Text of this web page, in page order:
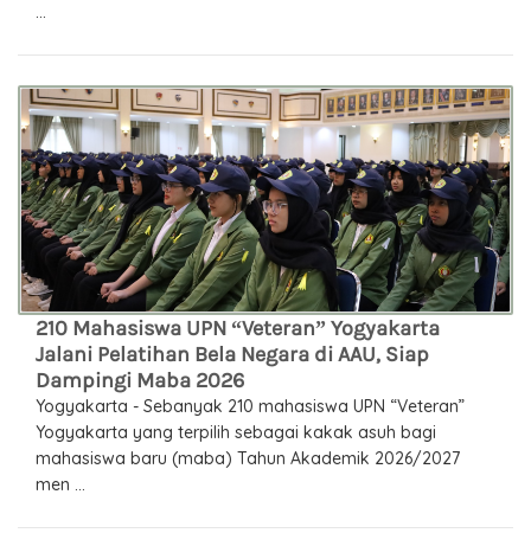
...
210 Mahasiswa UPN “Veteran” Yogyakarta
Jalani Pelatihan Bela Negara di AAU, Siap
Dampingi Maba 2026
Yogyakarta - Sebanyak 210 mahasiswa UPN “Veteran”
Yogyakarta yang terpilih sebagai kakak asuh bagi
mahasiswa baru (maba) Tahun Akademik 2026/2027
men ...